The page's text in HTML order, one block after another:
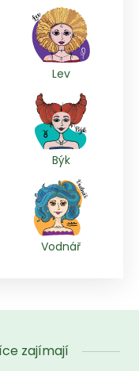
Lev
Býk
Vodnář
zajímají